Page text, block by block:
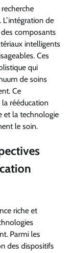
de
composants
intelligents
Ces
qui
de soins
Ce
rééducation
et la technologie
le soin.
riche et
Parmi les
des dispositifs